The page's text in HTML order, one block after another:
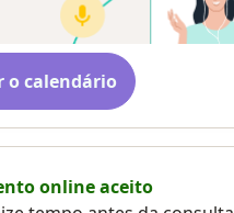
o calendário
online aceito